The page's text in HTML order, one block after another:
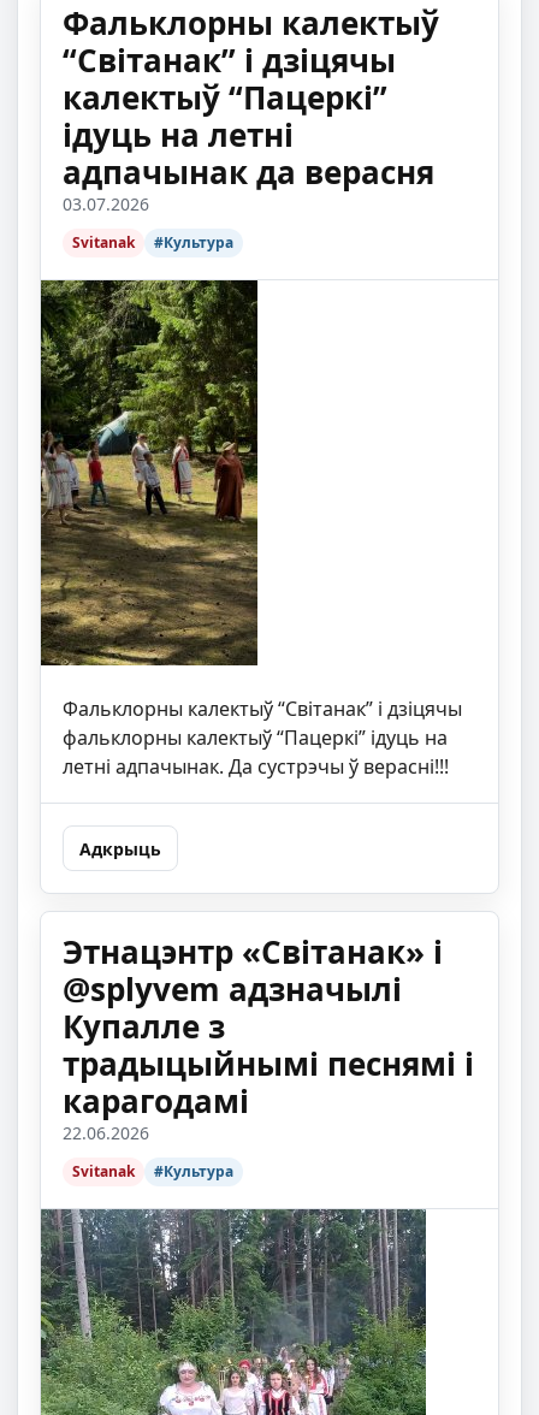
Фальклорны калектыў
“Світанак” і дзіцячы
калектыў “Пацеркі”
ідуць на летні
адпачынак да верасня
03.07.2026
Svitanak #Культура
Фальклорны калектыў “Світанак” і дзіцячы
фальклорны калектыў “Пацеркі” ідуць на
летні адпачынак. Да сустрэчы ў верасні!!!
Адкрыць
Этнацэнтр «Світанак» і
@splyvem адзначылі
Купалле з
традыцыйнымі песнямі і
карагодамі
22.06.2026
Svitanak #Культура